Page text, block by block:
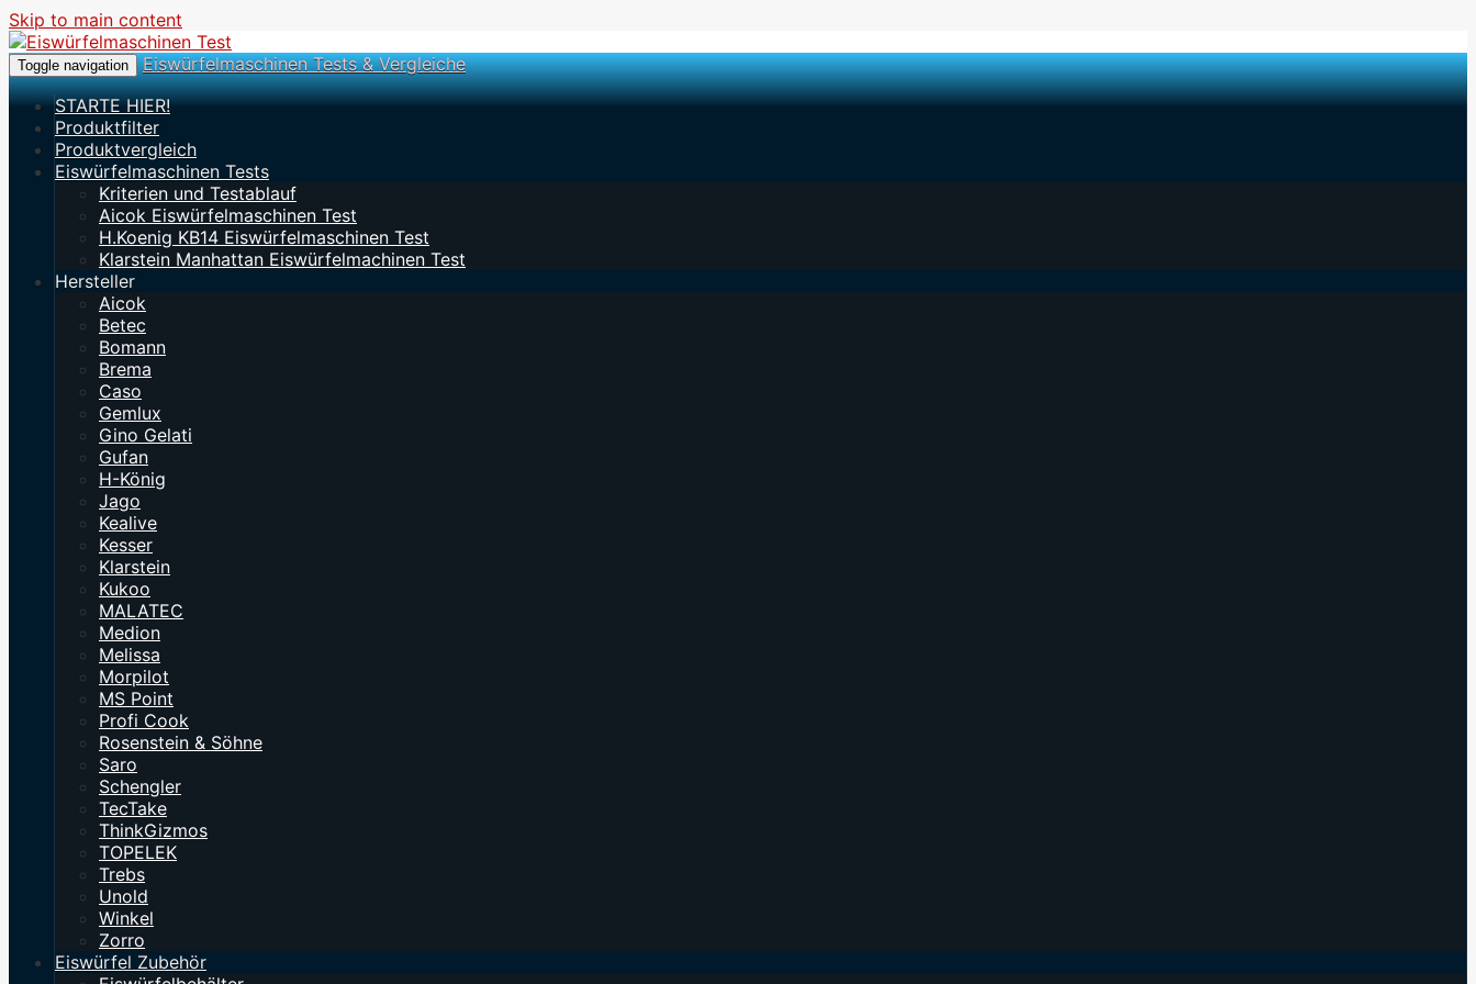
Skip to main content
Toggle navigation
Eiswürfelmaschinen Tests & Vergleiche
STARTE HIER!
Produktfilter
Produktvergleich
Eiswürfelmaschinen Tests
Kriterien und Testablauf
Aicok Eiswürfelmaschinen Test
H.Koenig KB14 Eiswürfelmaschinen Test
Klarstein Manhattan Eiswürfelmachinen Test
Hersteller
Aicok
Betec
Bomann
Brema
Caso
Gemlux
Gino Gelati
Gufan
H-König
Jago
Kealive
Kesser
Klarstein
Kukoo
MALATEC
Medion
Melissa
Morpilot
MS Point
Profi Cook
Rosenstein & Söhne
Saro
Schengler
TecTake
ThinkGizmos
TOPELEK
Trebs
Unold
Winkel
Zorro
Eiswürfel Zubehör